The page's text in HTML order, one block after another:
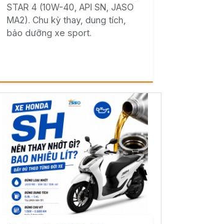
STAR 4 (10W-40, API SN, JASO
MA2). Chu kỳ thay, dung tích,
bảo dưỡng xe sport.